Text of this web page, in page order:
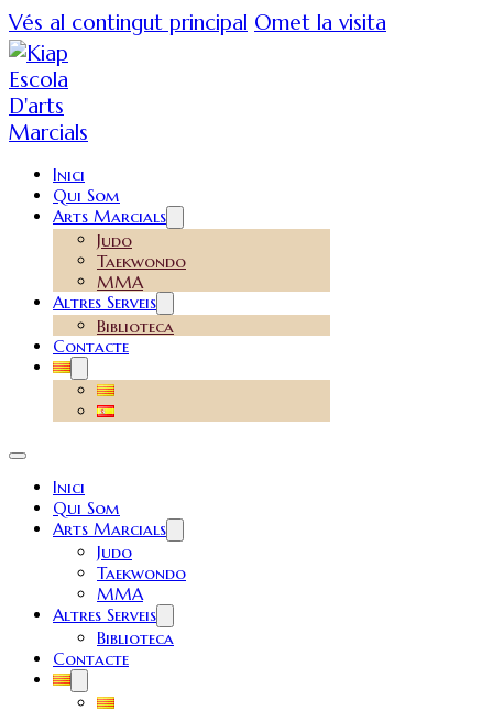
Vés al contingut principal Omet la visita
Inici
Qui Som
Arts Marcials
Judo
Taekwondo
MMA
Altres Serveis
Biblioteca
Contacte
Inici
Qui Som
Arts Marcials
Judo
Taekwondo
MMA
Altres Serveis
Biblioteca
Contacte